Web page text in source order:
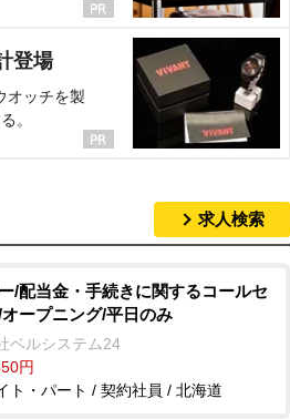
登場
オッチを製
。
求人検索
/配当金・手続きに関するコールセ
ープニング/平日のみ
ベルシステム24
円
ト・パート / 契約社員 / 北海道